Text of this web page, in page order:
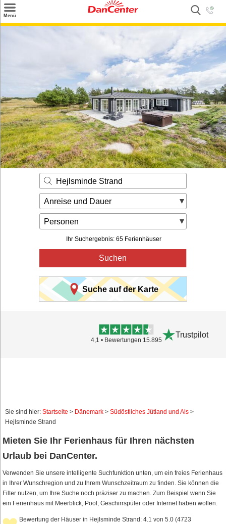
Menü
Angebote
Inspiration
Kontakt
Gut zu wissen
Login
Hejlsminde Strand
Anreise und Dauer
Personen
Ihr Suchergebnis: 65 Ferienhäuser
Suchen
Suche auf der Karte
4,1 • Bewertungen 15.895
Trustpilot
Sie sind hier: Startseite > Dänemark > Südöstliches Jütland und Als >
Hejlsminde Strand
Mieten Sie Ihr Ferienhaus für Ihren nächsten
Urlaub bei DanCenter.
Verwenden Sie unsere intelligente Suchfunktion unten, um ein freies Ferienhaus
in Ihrer Wunschregion und zu Ihrem Wunschzeitraum zu finden. Sie können die
Filter nutzen, um Ihre Suche noch präziser zu machen. Zum Beispiel wenn Sie
ein Ferienhaus mit Meerblick, Pool, Geschirrspüler oder Internet haben wollen.
Bewertung der Häuser in Hejlsminde Strand: 4.1 von 5.0 (4723